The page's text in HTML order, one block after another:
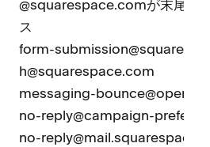
@squarespace⁠.comが末尾に
ス
form-
h@squarespace⁠.com
messaging-
no-reply@campaign-
no-